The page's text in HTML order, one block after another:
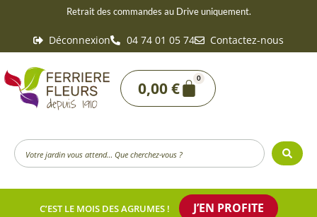
contenu
Retrait des commandes au Drive uniquement.
Déconnexion 04 74 01 05 74 Contactez-nous
0,00€
0
Panier
Search
...
C’EST LE MOIS DES AGRUMES ! J’EN PROFITE